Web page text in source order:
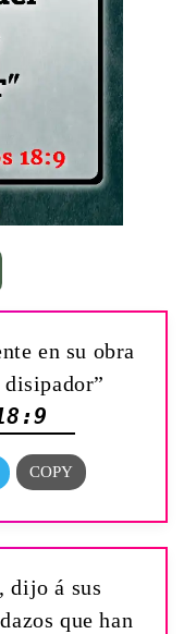
en su obra
dijo á sus
que han